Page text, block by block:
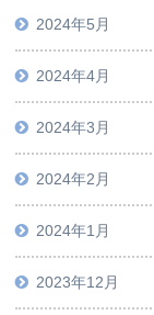
2024年5月
2024年4月
2024年3月
2024年2月
2024年1月
2023年12月